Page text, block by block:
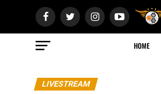
HOME
LIVESTREAM